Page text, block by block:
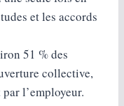
et les accords
51 % des
collective,
l’employeur.